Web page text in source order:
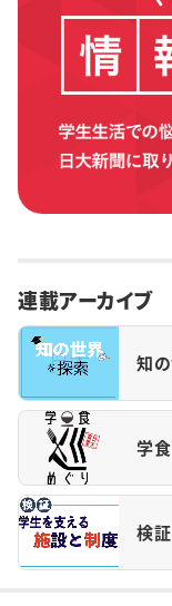
連載アーカイブ
知
学
検